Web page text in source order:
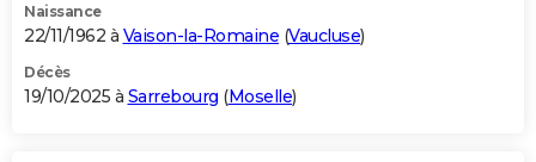
Naissance
22/11/1962 à Vaison-la-Romaine (Vaucluse)
Décès
19/10/2025 à Sarrebourg (Moselle)